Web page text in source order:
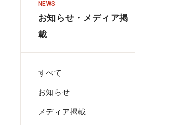
NEWS
お知らせ・メディア掲
載
すべて
お知らせ
メディア掲載